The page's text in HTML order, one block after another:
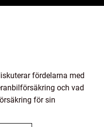
fördelarna med
och vad
för sin